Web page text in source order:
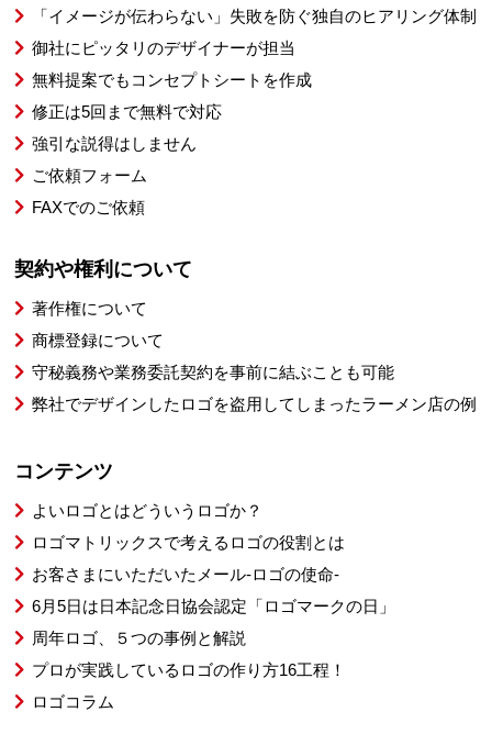
「イメージが伝わらない」失敗を防ぐ独自のヒアリング体制
御社にピッタリのデザイナーが担当
無料提案でもコンセプトシートを作成
修正は5回まで無料で対応
強引な説得はしません
ご依頼フォーム
FAXでのご依頼
契約や権利について
著作権について
商標登録について
守秘義務や業務委託契約を事前に結ぶことも可能
弊社でデザインしたロゴを盗用してしまったラーメン店の例
コンテンツ
よいロゴとはどういうロゴか？
ロゴマトリックスで考えるロゴの役割とは
お客さまにいただいたメール-ロゴの使命-
6月5日は日本記念日協会認定「ロゴマークの日」
周年ロゴ、５つの事例と解説
プロが実践しているロゴの作り方16工程！
ロゴコラム